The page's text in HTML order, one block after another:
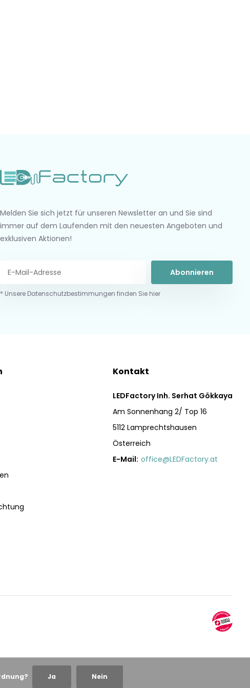
Melden Sie sich jetzt für unseren Newsletter an und Sie sind
immer auf dem Laufenden mit den neuesten Angeboten und
exklusiven Aktionen!
Abonnieren
* Unsere Datenschutzbestimmungen finden Sie hier
Kontakt
LEDFactory Inh. Serhat Gökkaya
Am Sonnenhang 2/ Top 16
5112 Lamprechtshausen
Österreich
E-Mail: office@LEDFactory.at
Ja Nein